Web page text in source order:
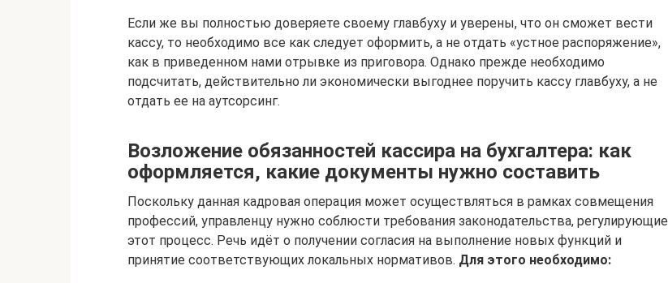
Если же вы полностью доверяете своему главбуху и уверены, что он сможет вести
кассу, то необходимо все как следует оформить, а не отдать «устное распоряжение»,
как в приведенном нами отрывке из приговора. Однако прежде необходимо
подсчитать, действительно ли экономически выгоднее поручить кассу главбуху, а не
отдать ее на аутсорсинг.
Возложение обязанностей кассира на бухгалтера: как
оформляется, какие документы нужно составить
Поскольку данная кадровая операция может осуществляться в рамках совмещения
профессий, управленцу нужно соблюсти требования законодательства, регулирующие
этот процесс. Речь идёт о получении согласия на выполнение новых функций и
принятие соответствующих локальных нормативов. Для этого необходимо: